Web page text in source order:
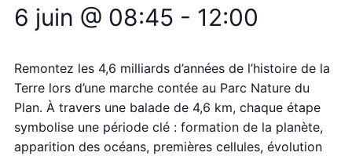
6 juin @ 08:45 - 12:00
Remontez les 4,6 milliards d’années de l’histoire de la
Terre lors d’une marche contée au Parc Nature du
Plan. À travers une balade de 4,6 km, chaque étape
symbolise une période clé : formation de la planète,
apparition des océans, premières cellules, évolution